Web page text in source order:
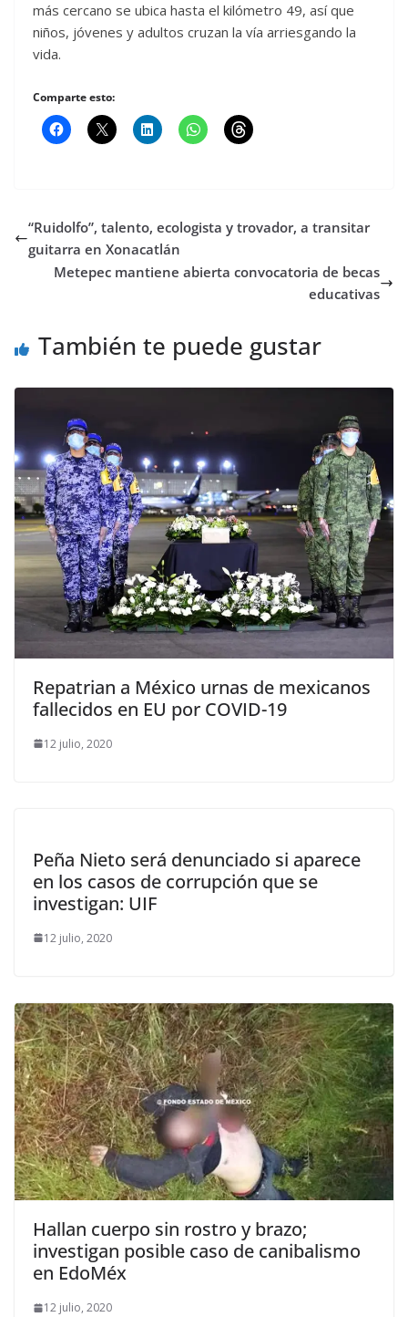
más cercano se ubica hasta el kilómetro 49, así que
niños, jóvenes y adultos cruzan la vía arriesgando la
vida.
Comparte esto:
“Ruidolfo”, talento, ecologista y trovador, a transitar
guitarra en Xonacatlán
Metepec mantiene abierta convocatoria de becas
educativas
También te puede gustar
Repatrian a México urnas de mexicanos
fallecidos en EU por COVID-19
12 julio, 2020
Peña Nieto será denunciado si aparece
en los casos de corrupción que se
investigan: UIF
12 julio, 2020
Hallan cuerpo sin rostro y brazo;
investigan posible caso de canibalismo
en EdoMéx
12 julio, 2020